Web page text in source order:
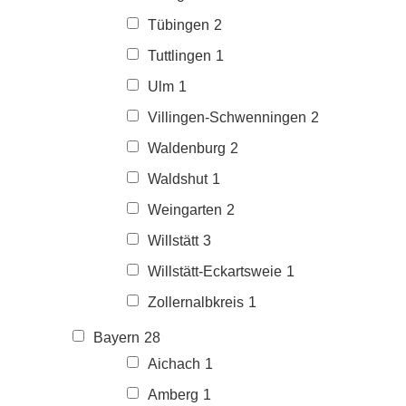
Tübingen 2
Tuttlingen 1
Ulm 1
Villingen-Schwenningen 2
Waldenburg 2
Waldshut 1
Weingarten 2
Willstätt 3
Willstätt-Eckartsweie 1
Zollernalbkreis 1
Bayern 28
Aichach 1
Amberg 1